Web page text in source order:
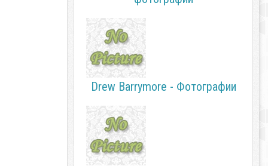
Drew Barrymore - Фотографии